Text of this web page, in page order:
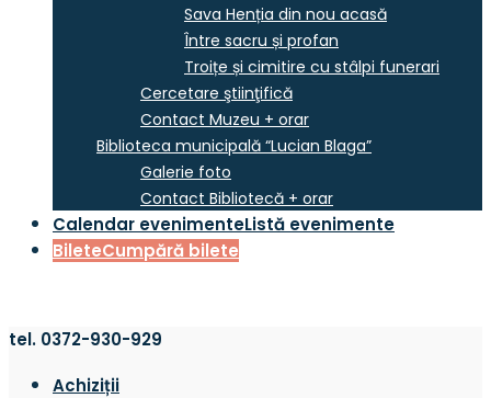
Sava Henția din nou acasă
Între sacru și profan
Troițe și cimitire cu stâlpi funerari
Cercetare ştiinţifică
Contact Muzeu + orar
Biblioteca municipală “Lucian Blaga”
Galerie foto
Contact Bibliotecă + orar
Calendar evenimenteListă evenimente
BileteCumpără bilete
tel. 0372-930-929
Achiziții